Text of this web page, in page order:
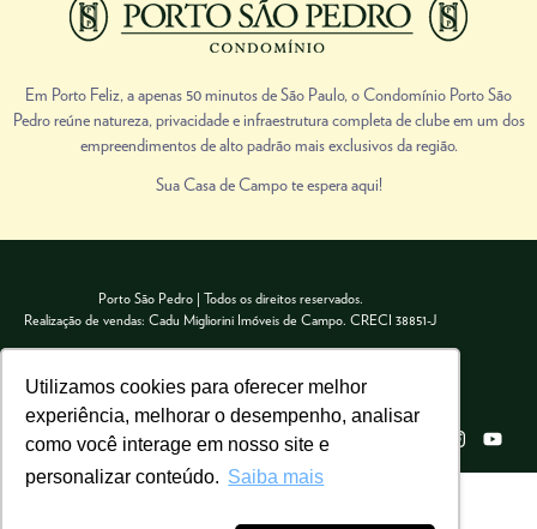
Utilizamos cookies para oferecer melhor
experiência, melhorar o desempenho, analisar
como você interage em nosso site e
personalizar conteúdo. Saiba mais
Em Porto Feliz, a apenas 50 minutos de São Paulo, o Condomínio Porto São
Pedro reúne natureza, privacidade e infraestrutura completa de clube em um dos
empreendimentos de alto padrão mais exclusivos da região.
Sua Casa de Campo te espera aqui!
Porto São Pedro | Todos os direitos reservados.
Realização de vendas: Cadu Migliorini Imóveis de Campo. CRECI 38851-J